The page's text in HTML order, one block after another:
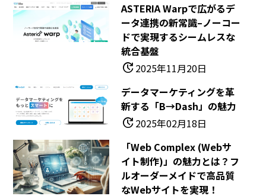
ASTERIA Warpで広がるデ
ータ連携の新常識–ノーコー
ドで実現するシームレスな
統合基盤
update2025年11月20日
データマーケティングを革
新する「b→dash」の魅力
update2025年02月18日
「Web Complex (Webサ
イト制作)」の魅力とは？フ
ルオーダーメイドで高品質
なWebサイトを実現！